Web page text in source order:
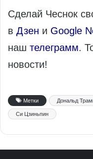
Сделай Чеснок
в Дзен и Google
наш телеграмм.
новости!
Метки Дональд
Си Цзиньпин